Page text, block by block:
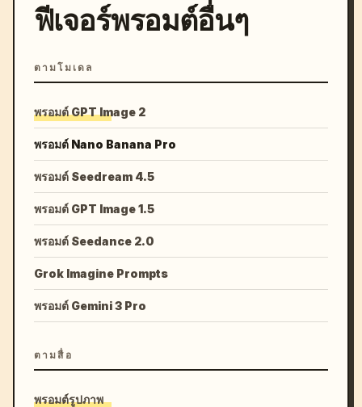
ฟีเจอร์พรอมต์อื่นๆ
ตามโมเดล
พรอมต์ GPT Image 2
พรอมต์ Nano Banana Pro
พรอมต์ Seedream 4.5
พรอมต์ GPT Image 1.5
พรอมต์ Seedance 2.0
Grok Imagine Prompts
พรอมต์ Gemini 3 Pro
ตามสื่อ
พรอมต์รูปภาพ